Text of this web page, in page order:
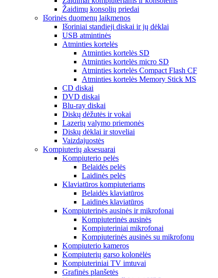
Žaidimų konsolių priedai
Išorinės duomenų laikmenos
Išoriniai standieji diskai ir jų dėklai
USB atmintinės
Atminties kortelės
Atminties kortelės SD
Atminties kortelės micro SD
Atminties kortelės Compact Flash CF
Atminties kortelės Memory Stick MS
CD diskai
DVD diskai
Blu-ray diskai
Diskų dėžutės ir vokai
Lazerių valymo priemonės
Diskų dėklai ir stoveliai
Vaizdajuostės
Kompiuterių aksesuarai
Kompiuterio pelės
Belaidės pelės
Laidinės pelės
Klaviatūros kompiuteriams
Belaidės klaviatūros
Laidinės klaviatūros
Kompiuterinės ausinės ir mikrofonai
Kompiuterinės ausinės
Kompiuteriniai mikrofonai
Kompiuterinės ausinės su mikrofonu
Kompiuterio kameros
Kompiuterių garso kolonėlės
Kompiuteriniai TV imtuvai
Grafinės planšetės